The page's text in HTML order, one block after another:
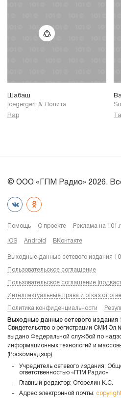
Шабаш
Icegergert & Лолита
Rap
© ООО «ГПМ Радио» 2026.
Помощь О проекте Реклама на
iOS Android ВКонтакте
Выходные данные сетевого издания
Пользовательское соглашение
Пользовательское соглашение
Интеллектуальные права и отказ от
Политика конфиденциальности
Выходные данные сетевого издания
Свидетельство о регистрации СМИ Эл
выдано Федеральной службой по
информационных технологий и
(Роскомнадзор).
Учредитель сетевого издания:
ответственностью «ГПМ Радио»
Главный редактор: Огорелин К.С.
Адрес электронной почты: